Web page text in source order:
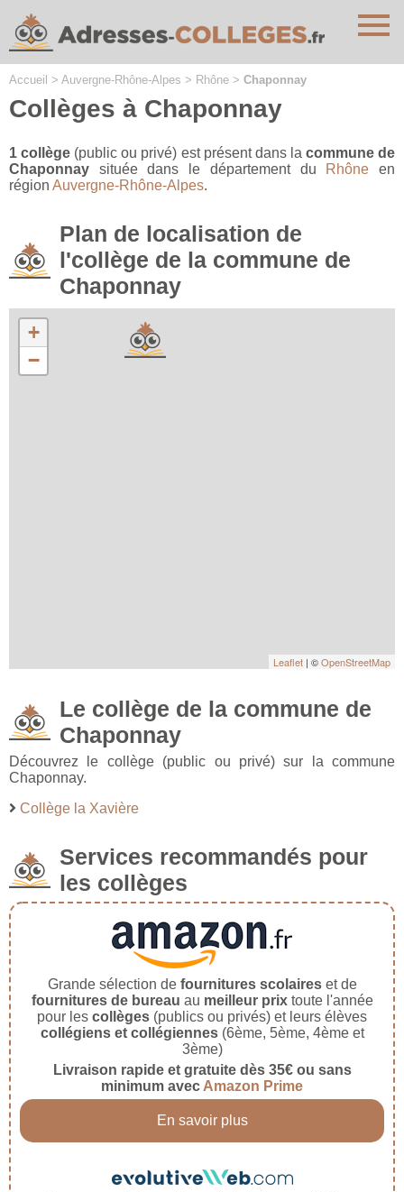
Accueil > Auvergne-Rhône-Alpes > Rhône > Chaponnay
Collèges à Chaponnay
1 collège (public ou privé) est présent dans la commune de
Chaponnay située dans le département du Rhône en
région Auvergne-Rhône-Alpes.
Plan de localisation de
l'collège de la commune de
Chaponnay
+
−
Leaflet | ©OpenStreetMap
Le collège de la commune de
Chaponnay
Découvrez le collège (public ou privé) sur la commune
Chaponnay.
Collège la Xavière
Services recommandés pour
les collèges
Grande sélection de fournitures scolaireset de
fournitures de bureau au meilleur prixtoute l'année
pour les collèges (publics ou privés) et leurs élèves
collégiens et collégiennes(6ème, 5ème, 4ème et
3ème)
Livraison rapide et gratuite dès 35€ ou sans
minimum avec Amazon Prime
En savoir plus